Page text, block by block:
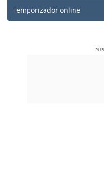
Temporizador online